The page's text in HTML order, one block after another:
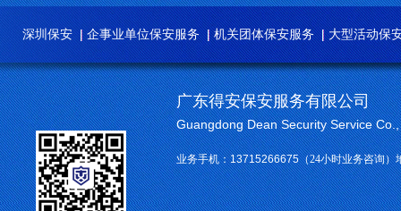
深圳保安 企事业单位保安服务 机关团体保安服务 大型活动保
广东得安保安服务有限公司
Guangdong Dean Security Service
业务手机：13715266675（24小时业务咨询）